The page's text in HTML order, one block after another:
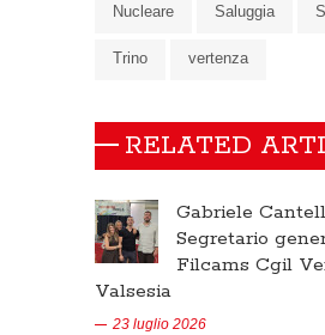
Nucleare Saluggia
Trino vertenza
RELATED
Gabriele
Segretario
Filcams Cgil
Valsesia
23 luglio 2026